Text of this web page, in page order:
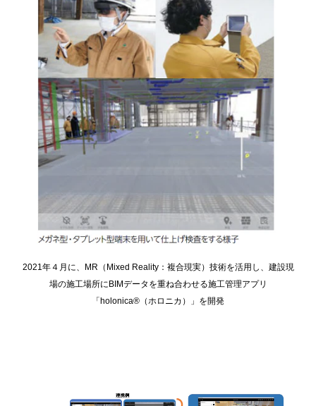
2021年４月に、MR（Mixed Reality：複合現実）技術を活用し、建設現
場の施工場所にBIMデータを重ね合わせる施工管理アプリ
「holonica®（ホロニカ）」を開発